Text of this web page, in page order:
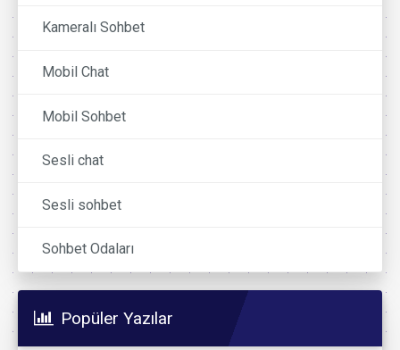
Kameralı Sohbet
Mobil Chat
Mobil Sohbet
Sesli chat
Sesli sohbet
Sohbet Odaları
Popüler Yazılar